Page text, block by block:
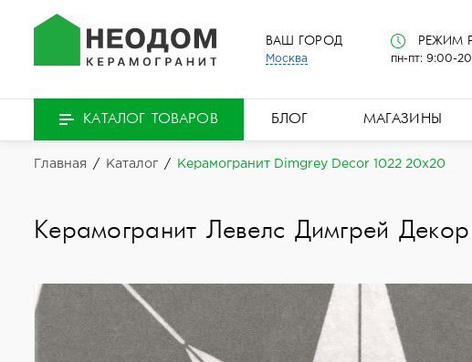
ВАШ ГОРОД
Москва
РЕЖИМ
пн-пт: 9:00-
КАТАЛОГ ТОВАРОВ БЛОГ МАГАЗИНЫ
Главная / Каталог / Керамогранит Dimgrey Decor 1022 20x20
Керамогранит Левелс Димгрей